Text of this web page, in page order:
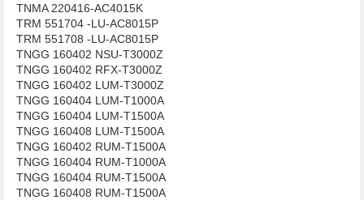
TNMA 220416-AC4015K
TRM 551704 -LU-AC8015P
TRM 551708 -LU-AC8015P
TNGG 160402 NSU-T3000Z
TNGG 160402 RFX-T3000Z
TNGG 160402 LUM-T3000Z
TNGG 160404 LUM-T1000A
TNGG 160404 LUM-T1500A
TNGG 160408 LUM-T1500A
TNGG 160402 RUM-T1500A
TNGG 160404 RUM-T1000A
TNGG 160404 RUM-T1500A
TNGG 160408 RUM-T1500A